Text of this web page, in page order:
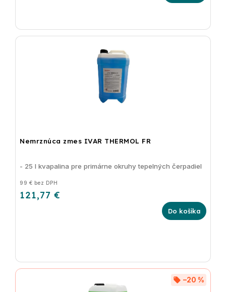
Nemrznúca zmes IVAR THERMOL FR
99 € bez DPH
121,77 €
Do košíka
- 25 l kvapalina pre primárne okruhy tepelných čerpadiel
–20 %